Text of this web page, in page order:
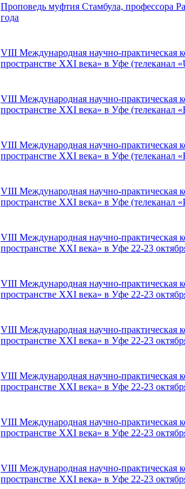
Проповедь муфтия Стамбула, профессора
года
VIII Международная научно-практическая
пространстве XXI века» в Уфе (телеканал
VIII Международная научно-практическая
пространстве XXI века» в Уфе (телеканал
VIII Международная научно-практическая
пространстве XXI века» в Уфе (телеканал
VIII Международная научно-практическая
пространстве XXI века» в Уфе (телеканал
VIII Международная научно-практическая
пространстве XXI века» в Уфе 22-23
VIII Международная научно-практическая
пространстве XXI века» в Уфе 22-23
VIII Международная научно-практическая
пространстве XXI века» в Уфе 22-23
VIII Международная научно-практическая
пространстве XXI века» в Уфе 22-23
VIII Международная научно-практическая
пространстве XXI века» в Уфе 22-23
VIII Международная научно-практическая
пространстве XXI века» в Уфе 22-23